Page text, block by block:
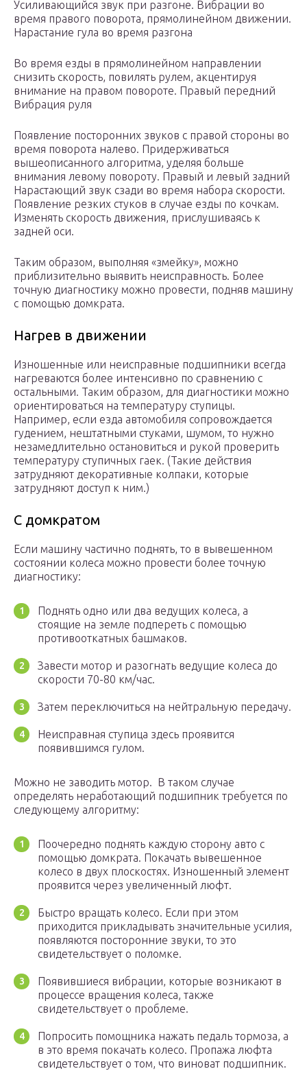
Усиливающийся звук при разгоне. Вибрации во
время правого поворота, прямолинейном движении.
Нарастание гула во время разгона
Во время езды в прямолинейном направлении
снизить скорость, повилять рулем, акцентируя
внимание на правом повороте. Правый передний
Вибрация руля
Появление посторонних звуков с правой стороны во
время поворота налево. Придерживаться
вышеописанного алгоритма, уделяя больше
внимания левому повороту. Правый и левый задний
Нарастающий звук сзади во время набора скорости.
Появление резких стуков в случае езды по кочкам.
Изменять скорость движения, прислушиваясь к
задней оси.
Таким образом, выполняя «змейку», можно
приблизительно выявить неисправность. Более
точную диагностику можно провести, подняв машину
с помощью домкрата.
Нагрев в движении
Изношенные или неисправные подшипники всегда
нагреваются более интенсивно по сравнению с
остальными. Таким образом, для диагностики можно
ориентироваться на температуру ступицы.
Например, если езда автомобиля сопровождается
гудением, нештатными стуками, шумом, то нужно
незамедлительно остановиться и рукой проверить
температуру ступичных гаек. (Такие действия
затрудняют декоративные колпаки, которые
затрудняют доступ к ним.)
С домкратом
Если машину частично поднять, то в вывешенном
состоянии колеса можно провести более точную
диагностику:
Поднять одно или два ведущих колеса, а
стоящие на земле подпереть с помощью
противооткатных башмаков.
Завести мотор и разогнать ведущие колеса до
скорости 70-80 км/час.
Затем переключиться на нейтральную передачу.
Неисправная ступица здесь проявится
появившимся гулом.
Можно не заводить мотор. В таком случае
определять неработающий подшипник требуется по
следующему алгоритму:
Поочередно поднять каждую сторону авто с
помощью домкрата. Покачать вывешенное
колесо в двух плоскостях. Изношенный элемент
проявится через увеличенный люфт.
Быстро вращать колесо. Если при этом
приходится прикладывать значительные усилия,
появляются посторонние звуки, то это
свидетельствует о поломке.
Появившиеся вибрации, которые возникают в
процессе вращения колеса, также
свидетельствует о проблеме.
Попросить помощника нажать педаль тормоза, а
в это время покачать колесо. Пропажа люфта
свидетельствует о том, что виноват подшипник.